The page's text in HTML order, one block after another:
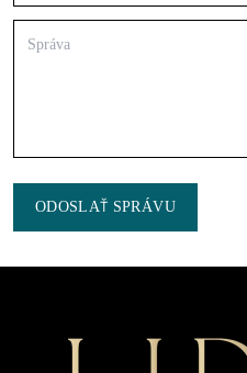
ODOSLAŤ SPRÁVU